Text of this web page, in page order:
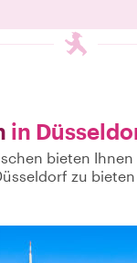
in
bieten
zu